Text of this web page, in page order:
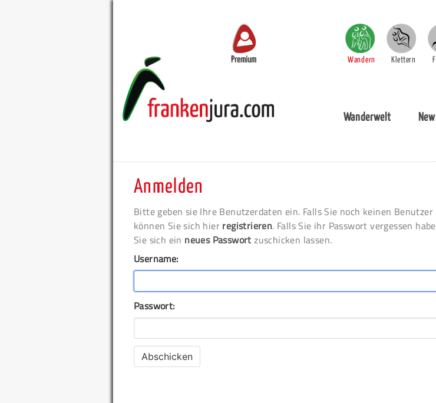
Premium Wandern Klettern
Wanderwelt
Anmelden
Bitte geben sie Ihre Benutzerdaten ein. Falls Sie noch keinen Benutzer
können Sie sich hier registrieren. Falls Sie ihr Passwort vergessen
Sie sich ein neues Passwort zuschicken lassen.
Username:
Passwort: